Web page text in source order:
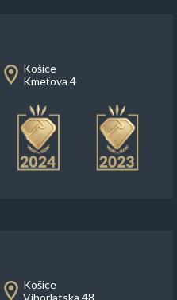
Košice
Kmeťova 4
Košice
Vihorlatska 48